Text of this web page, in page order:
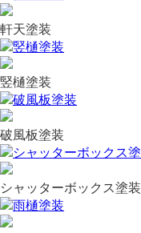
軒天塗装
竪樋塗装
破風板塗装
シャッターボックス塗装